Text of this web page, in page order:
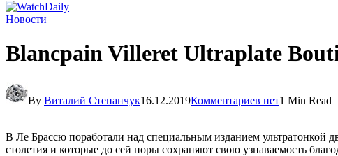
Новости
Blancpain Villeret Ultraplate
By Виталий Степанчук16.12.2019Комментариев нет1 Min Read
В Ле Брассю поработали над специальным изданием
столетия и которые до сей поры сохраняют свою узнаваемость